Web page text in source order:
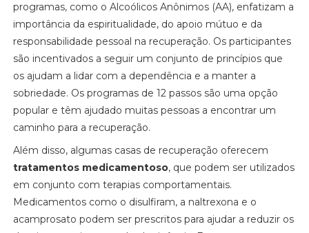
programas, como o Alcoólicos Anônimos (AA), enfatizam a
importância da espiritualidade, do apoio mútuo e da
responsabilidade pessoal na recuperação. Os participantes
são incentivados a seguir um conjunto de princípios que
os ajudam a lidar com a dependência e a manter a
sobriedade. Os programas de 12 passos são uma opção
popular e têm ajudado muitas pessoas a encontrar um
caminho para a recuperação.
Além disso, algumas casas de recuperação oferecem
tratamentos medicamentoso, que podem ser utilizados
em conjunto com terapias comportamentais.
Medicamentos como o disulfiram, a naltrexona e o
acamprosato podem ser prescritos para ajudar a reduzir os